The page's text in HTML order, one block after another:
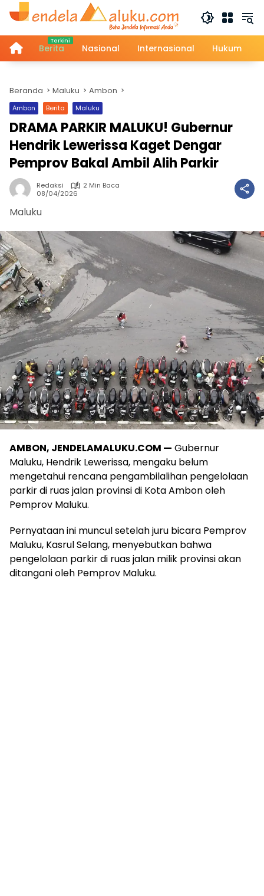
Langsung
HomeBerita Nasional Internasional Hukum
Beranda Maluku Ambon
Ambon Berita Maluku
DRAMA PARKIR MALUKU! Gubernur
Hendrik Lewerissa Kaget Dengar
Pemprov Bakal Ambil Alih Parkir
Redaksi
2 Min Baca
08/04/2026
Maluku
AMBON, JENDELAMALUKU.COM — Gubernur
Maluku, Hendrik Lewerissa, mengaku belum
mengetahui rencana pengambilalihan pengelolaan
parkir di ruas jalan provinsi di Kota Ambon oleh
Pemprov Maluku.
Pernyataan ini muncul setelah juru bicara Pemprov
Maluku, Kasrul Selang, menyebutkan bahwa
pengelolaan parkir di ruas jalan milik provinsi akan
ditangani oleh Pemprov Maluku.